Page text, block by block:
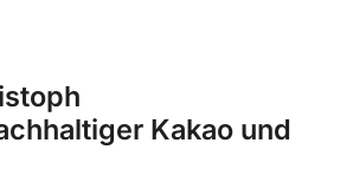
Kakao und